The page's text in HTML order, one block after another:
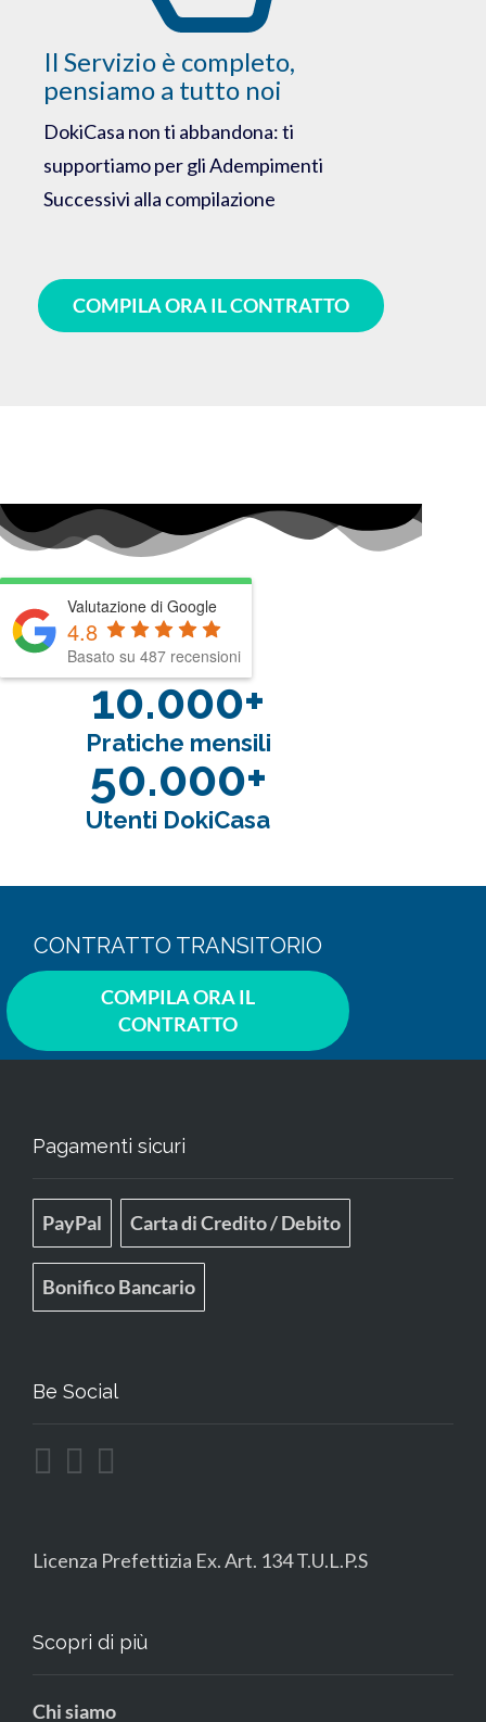
Il Servizio è completo,
pensiamo a tutto noi
DokiCasa non ti abbandona: ti
supportiamo per gli Adempimenti
Successivi alla compilazione
COMPILA ORA IL CONTRATTO
Valutazione di Google
4.8
Basato su 487 recensioni
10.000+
Pratiche mensili
50.000+
Utenti DokiCasa
CONTRATTO TRANSITORIO
COMPILA ORA IL
CONTRATTO
Pagamenti sicuri
PayPal Carta di Credito / Debito
Bonifico Bancario
Be Social
Licenza Prefettizia Ex. Art. 134 T.U.L.P.S
Scopri di più
Chi siamo